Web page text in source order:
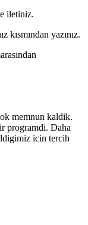
iletiniz.
kısmından yazınız.
memnun kaldik.
programdi. Daha
icin tercih